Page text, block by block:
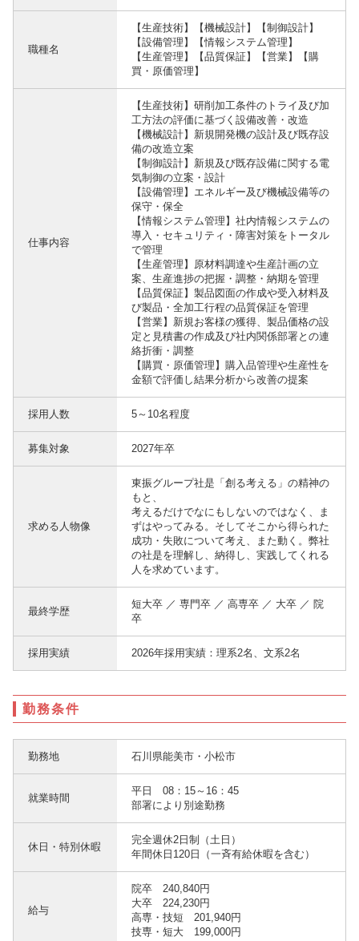
職種名
【生産技術】【機械設計】【制御設計】
【設備管理】【情報システム管理】
【生産管理】【品質保証】【営業】【購
買・原価管理】
仕事内容
【生産技術】研削加工条件のトライ及び加
工方法の評価に基づく設備改善・改造
【機械設計】新規開発機の設計及び既存設
備の改造立案
【制御設計】新規及び既存設備に関する電
気制御の立案・設計
【設備管理】エネルギー及び機械設備等の
保守・保全
【情報システム管理】社内情報システムの
導入・セキュリティ・障害対策をトータル
で管理
【生産管理】原材料調達や生産計画の立
案、生産進捗の把握・調整・納期を管理
【品質保証】製品図面の作成や受入材料及
び製品・全加工行程の品質保証を管理
【営業】新規お客様の獲得、製品価格の設
定と見積書の作成及び社内関係部署との連
絡折衝・調整
【購買・原価管理】購入品管理や生産性を
金額で評価し結果分析から改善の提案
採用人数 5～10名程度
募集対象 2027年卒
求める人物像
東振グループ社是「創る考える」の精神の
もと、
考えるだけでなにもしないのではなく、ま
ずはやってみる。そしてそこから得られた
成功・失敗について考え、また動く。弊社
の社是を理解し、納得し、実践してくれる
人を求めています。
最終学歴
短大卒 ／ 専門卒 ／ 高専卒 ／ 大卒 ／ 院
卒
採用実績 2026年採用実績：理系2名、文系2名
勤務条件
勤務地 石川県能美市・小松市
就業時間
平日 08：15～16：45
部署により別途勤務
休日・特別休暇
完全週休2日制（土日）
年間休日120日（一斉有給休暇を含む）
給与
院卒 240,840円
大卒 224,230円
高専・技短 201,940円
技専・短大 199,000円